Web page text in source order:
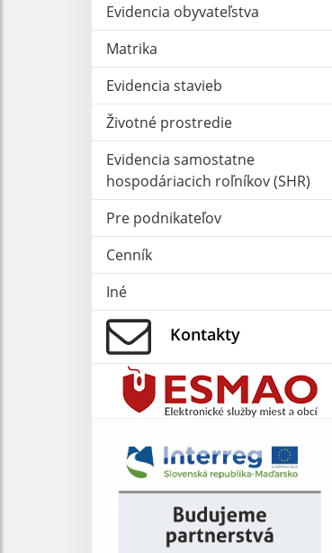
Evidencia obyvateľstva
Matrika
Evidencia stavieb
Životné prostredie
Evidencia samostatne
hospodáriacich roľníkov (SHR)
Pre podnikateľov
Cenník
Iné
Kontakty